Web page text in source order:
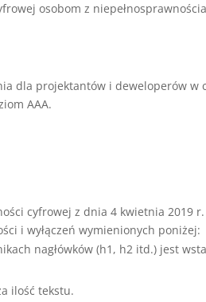
osobom z
dla projektantów i deweloperów
AAA.
cyfrowej z dnia 4 kwietnia 2019
i wyłączeń wymienionych poniżej:
nagłówków (h1, h2 itd.) jest
ilość tekstu.